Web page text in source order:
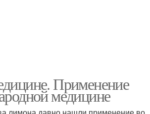
Применение
медицине